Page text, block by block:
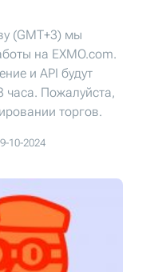
(GMT+3) мы
на EXMO.com.
и API будут
часа. Пожалуйста,
торгов.
10-2024